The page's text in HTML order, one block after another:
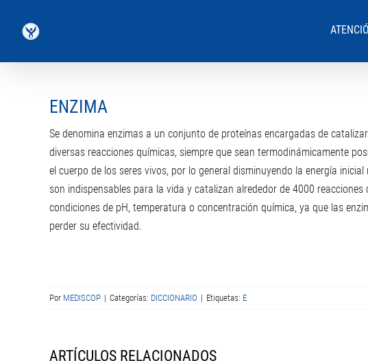
ENZIMA
Se denomina enzimas a un conjunto de proteínas encargadas de
diversas reacciones químicas, siempre que sean termodinámicamente
el cuerpo de los seres vivos, por lo general disminuyendo la energía
son indispensables para la vida y catalizan alrededor de 4000
condiciones de pH, temperatura o concentración química, ya que las
perder su efectividad.
Por MEDISCOP | Categorías: DICCIONARIO | Etiquetas: E
ARTÍCULOS RELACIONADOS